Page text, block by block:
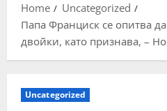
Home
Uncategorized
Папа Франциск се опитва
двойки, като признава, –
Uncategorized